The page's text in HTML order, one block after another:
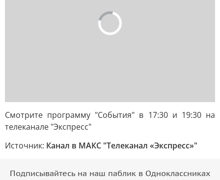
Смотрите программу "События" в 17:30 и 19:30 на
телеканале "Экспресс"
Источник: Канал в МАКС "Телеканал «Экспресс»"
Подписывайтесь на наш паблик в Одноклассниках